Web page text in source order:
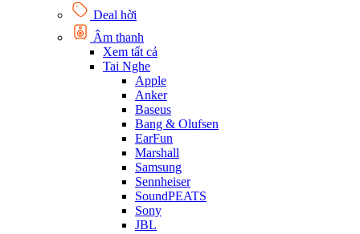
Deal hời
Âm thanh
Xem tất cả
Tai Nghe
Apple
Anker
Baseus
Bang & Olufsen
EarFun
Marshall
Samsung
Sennheiser
SoundPEATS
Sony
JBL